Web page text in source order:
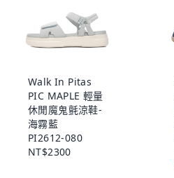
Walk In Pitas
PIC MAPLE 輕量
休閒魔鬼氈涼鞋-
海霧藍
PI2612-080
NT$2300